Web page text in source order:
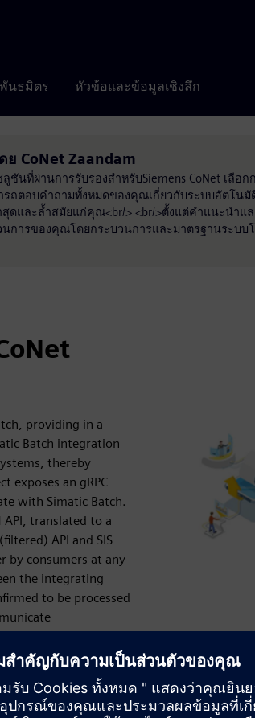
นธมิตร หัวข้อและข้อมูลเชิงลึก
ย CoNet Zaandam
ชันที่ผ่านการรับรองสำหรับSiemens CoNet เลือ
ถตอบคำถามทั้งหมดของคุณเกี่ยวกับระบบอัตโนมั
และล้ำสมัยแก่คุณ<br/> <br/>ตั้งแต่คำแนะนำแล
นการของคุณโดยกระบวนการและมาตรฐานระบ
providing in a
Batch integration
thereby
exposes an gRPC
with Simatic Batch.
API, translated to a
API and SIS
by consumers at any
the integrating
to be processed